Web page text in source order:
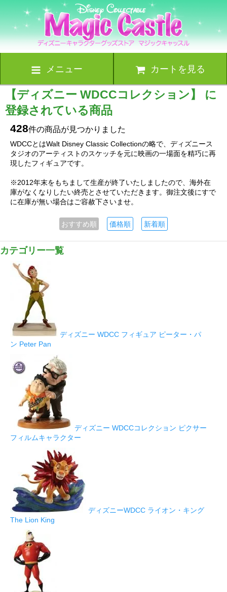
メニュー カートを見る
【ディズニー WDCCコレクション】 に
登録されている商品
428件の商品が見つかりました
WDCCとはWalt Disney Classic Collectionの略で、ディズニース
タジオのアーティストのスケッチを元に映画の一場面を精巧に再
現したフィギュアです。
※2012年末をもちまして生産が終了いたしましたので、海外在
庫がなくなりしたい終売とさせていただきます。御注文後にすで
に在庫が無い場合はご容赦下さいませ。
おすすめ順 価格順 新着順
カテゴリー一覧
ディズニー WDCC フィギュア ピーター・パ
ン Peter Pan
ディズニー WDCCコレクション ピクサー
フィルムキャラクター
ディズニーWDCC ライオン・キング
The Lion King